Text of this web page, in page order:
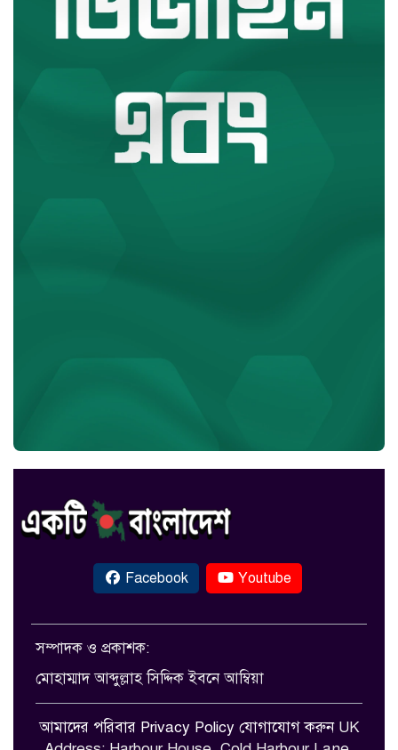
Facebook Youtube
সম্পাদক ও প্রকাশক:
মোহাম্মাদ আব্দুল্লাহ সিদ্দিক ইবনে আম্বিয়া
আমাদের পরিবার Privacy Policy যোগাযোগ করুনUK